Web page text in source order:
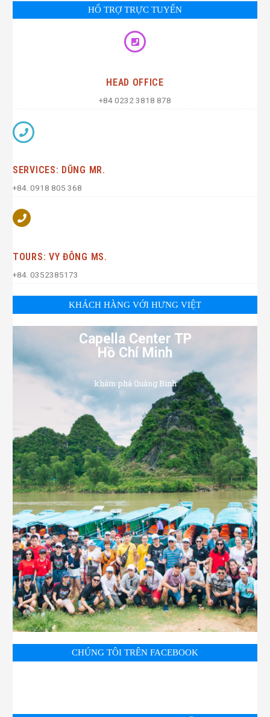
HỔ TRỢ TRỰC TUYẾN
HEAD OFFICE
+84 0232 3818 878
SERVICES: DŨNG MR.
+84. 0918 805 368
TOURS: VY ĐÔNG MS.
+84. 0352385173
KHÁCH HÀNG VỚI HƯNG VIỆT
Capella Center TP
Hồ Chí Minh
khám phá Quảng Bình
CHÚNG TÔI TRÊN FACEBOOK